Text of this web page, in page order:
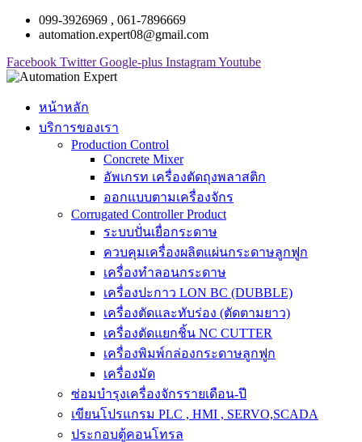
099-3926969 , 061-7896669
automation.expert08@gmail.com
Facebook Twitter Google-plus InstagramYoutube
หน้าหลัก
บริการของเรา
Production Control
Concrete Mixer
อัพเกรท เครื่องตัดถุงพลาสติก
ออกแบบตามเครื่องจักร
Corrugated Controller Product
ระบบปั่นเยื่อกระดาษ
ควบคุมเครื่องผลิตแผ่นกระดาษลูกฟูก
เครื่องทำลอนกระดาษ
เครื่องปะกาว LON BC (DUBBLE)
เครื่องตัดและทับร่อง (ตัดตามยาว)
เครื่องตัดแยกชิ้น NC CUTTER
เครื่องพิมพ์กล่องกระดาษลูกฟูก
เครื่องมัด
ซ่อมบำรุงเครื่องจักรรายเดือน-ปี
เขียนโปรแกรม PLC , HMI , SERVO,SCADA
ประกอบตู้คอนโทรล